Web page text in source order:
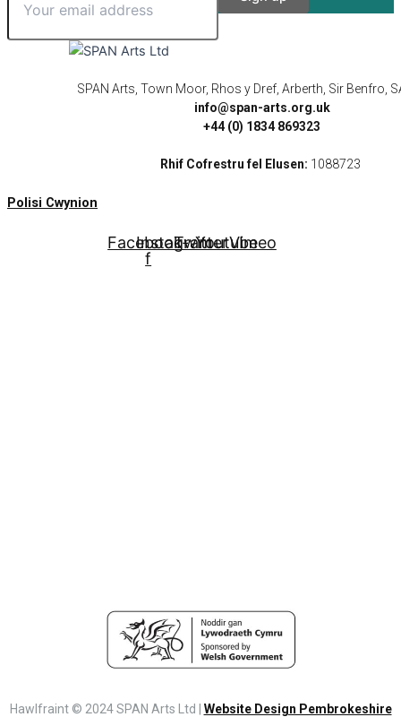
SPAN Arts, Town Moor, Rhos y Dref, Arberth, Sir Benfro,
info@span-arts.org.uk
+44 (0) 1834 869323
Rhif Cofrestru fel Elusen: 1088723
Polisi Cwynion
Facebook-
f
Instagram
Twitter
Youtube
Vimeo
Hawlfraint © 2024 SPAN Arts Ltd | Website Design Pembrokeshire